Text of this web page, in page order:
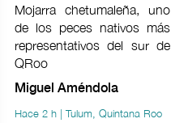
Mojarra chetumaleña, uno
de los peces nativos más
representativos del sur de
QRoo
Miguel Améndola
Hace 2 h | Tulum, Quintana Roo